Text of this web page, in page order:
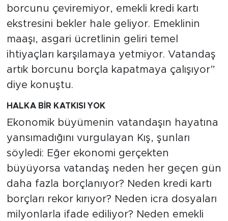
borcunu çeviremiyor, emekli kredi kartı
ekstresini bekler hale geliyor. Emeklinin
maaşı, asgari ücretlinin geliri temel
ihtiyaçları karşılamaya yetmiyor. Vatandaş
artık borcunu borçla kapatmaya çalışıyor”
diye konuştu.
HALKA BİR KATKISI YOK
Ekonomik büyümenin vatandaşın hayatına
yansımadığını vurgulayan Kış, şunları
söyledi: Eğer ekonomi gerçekten
büyüyorsa vatandaş neden her geçen gün
daha fazla borçlanıyor? Neden kredi kartı
borçları rekor kırıyor? Neden icra dosyaları
milyonlarla ifade ediliyor? Neden emekli